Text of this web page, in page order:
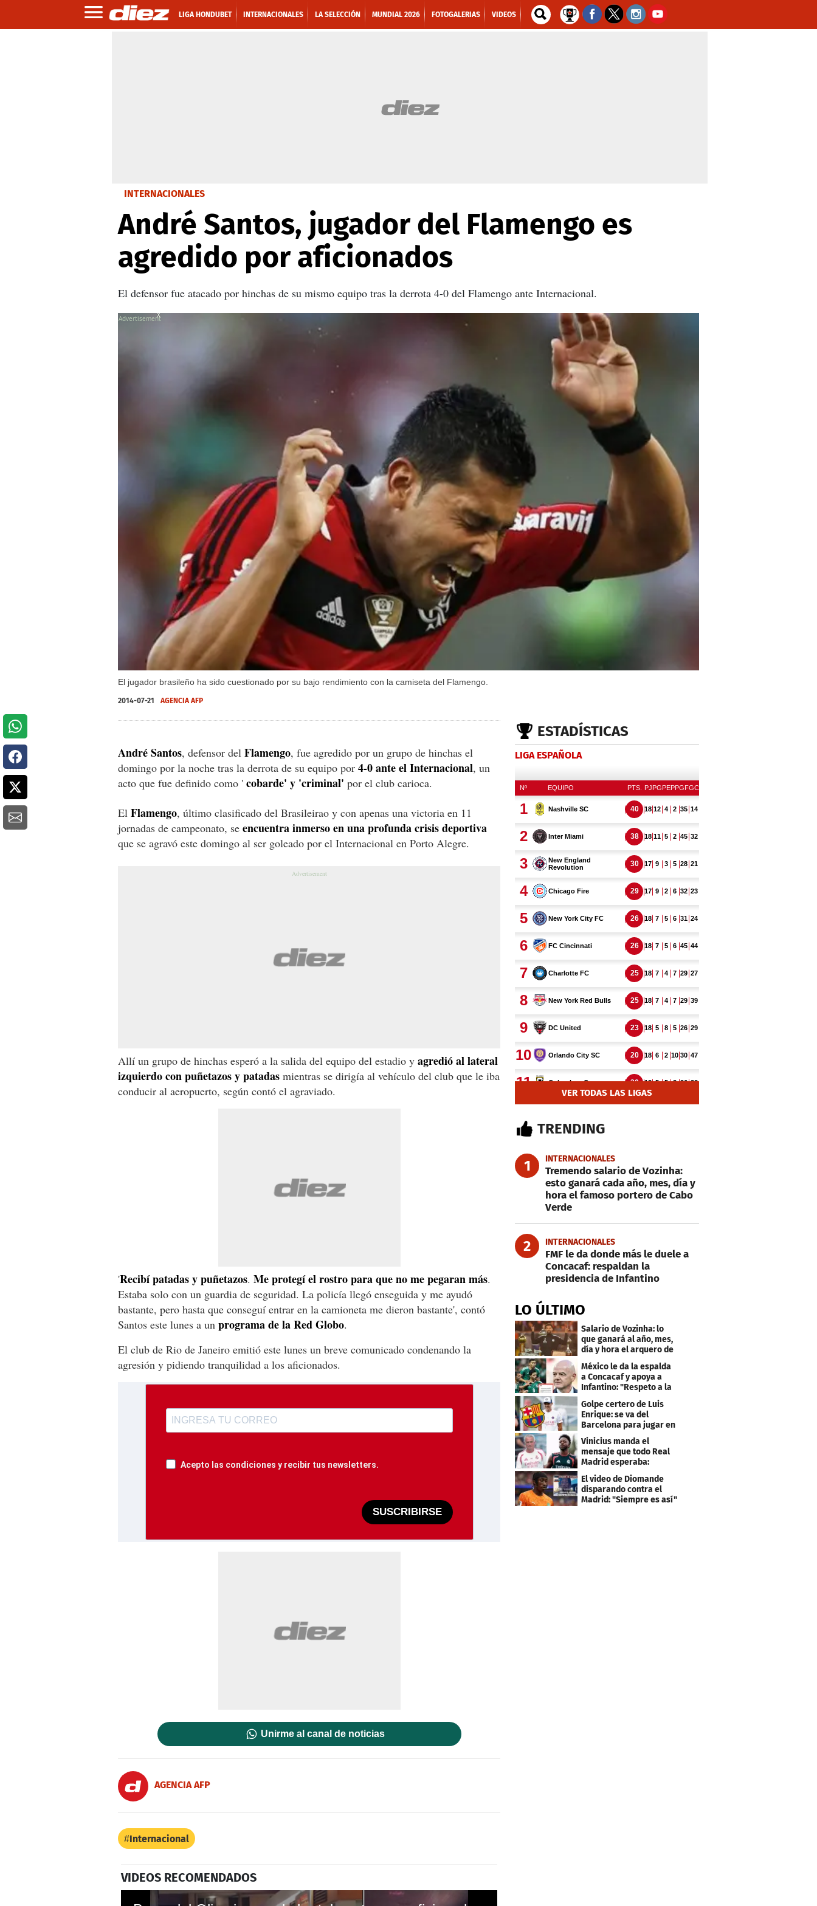
LIGA HONDUBET INTERNACIONALES LA SELECCIÓN MUNDIAL 2026 FOTOGALERIAS VIDEOS
INTERNACIONALES
André Santos, jugador del Flamengo es
agredido por aficionados
El defensor fue atacado por hinchas de su mismo equipo tras la derrota 4-0 del Flamengo ante Internacional.
El jugador brasileño ha sido cuestionado por su bajo rendimiento con la camiseta del Flamengo.
X
2014-07-21 AGENCIA AFP
André Santos, defensor del Flamengo, fue agredido por un grupo de hinchas el
domingo por la noche tras la derrota de su equipo por 4-0 ante el Internacional, un
acto que fue definido como ' cobarde' y 'criminal' por el club carioca.
El Flamengo, último clasificado del Brasileirao y con apenas una victoria en 11
jornadas de campeonato, se encuentra inmerso en una profunda crisis deportiva
que se agravó este domingo al ser goleado por el Internacional en Porto Alegre.
Allí un grupo de hinchas esperó a la salida del equipo del estadio y agredió al lateral
izquierdo con puñetazos y patadas mientras se dirigía al vehículo del club que le iba
conducir al aeropuerto, según contó el agraviado.
'Recibí patadas y puñetazos. Me protegí el rostro para que no me pegaran más.
Estaba solo con un guardia de seguridad. La policía llegó enseguida y me ayudó
bastante, pero hasta que conseguí entrar en la camioneta me dieron bastante', contó
Santos este lunes a un programa de la Red Globo.
El club de Rio de Janeiro emitió este lunes un breve comunicado condenando la
agresión y pidiendo tranquilidad a los aficionados.
Acepto las condiciones y recibir tus newsletters.
SUSCRIBIRSE
Unirme al canal de noticias
AGENCIA AFP
Internacional
VIDEOS RECOMENDADOS
ESTADÍSTICAS
LIGA ESPAÑOLA
VER TODAS LAS LIGAS
TRENDING
1 INTERNACIONALES
Tremendo salario de Vozinha:
esto ganará cada año, mes, día y
hora el famoso portero de Cabo
Verde
2 INTERNACIONALES
FMF le da donde más le duele a
Concacaf: respaldan la
presidencia de Infantino
LO ÚLTIMO
Salario de Vozinha: lo
que ganará al año, mes,
día y hora el arquero de
Cabo Verde
México le da la espalda
a Concacaf y apoya a
Infantino: "Respeto a la
gobernanza"
Golpe certero de Luis
Enrique: se va del
Barcelona para jugar en
el PSG
Vinicius manda el
mensaje que todo Real
Madrid esperaba:
"Mourinho..."
El video de Diomande
disparando contra el
Madrid: "Siempre es así"